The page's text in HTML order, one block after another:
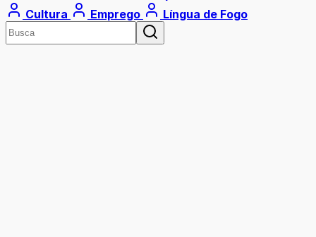
Cultura
Emprego Língua de Fogo